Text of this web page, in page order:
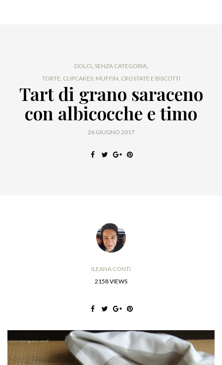
DOLCI, SENZA CATEGORIA,
TORTE, CUPCAKES, MUFFIN, CROSTATE E BISCOTTI
Tart di grano saraceno
con albicocche e timo
26 GIUGNO 2017
ILEANA CONTI
2158 VIEWS